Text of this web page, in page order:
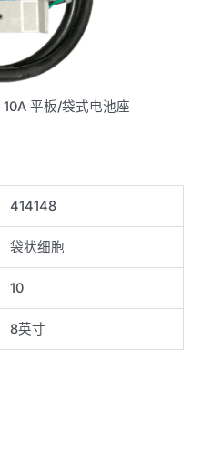
10A 平板/袋式电池座
414148
袋状细胞
10
8英寸